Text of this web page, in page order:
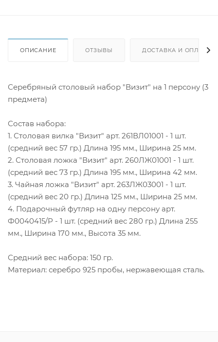
ОПИСАНИЕ ОТЗЫВЫ ДОСТАВКА И ОПЛАТА
Серебряный столовый набор "Визит" на 1 персону (3
предмета)
Состав набора:
1. Столовая вилка "Визит" арт. 261ВЛ01001 - 1 шт.
(средний вес 57 гр.) Длина 195 мм., Ширина 25 мм.
2. Столовая ложка "Визит" арт. 260ЛЖ01001 - 1 шт.
(средний вес 73 гр.) Длина 195 мм., Ширина 42 мм.
3. Чайная ложка "Визит" арт. 263ЛЖ03001 - 1 шт.
(средний вес 20 гр.) Длина 125 мм., Ширина 25 мм.
4. Подарочный футляр на одну персону арт.
Ф0040415/Р - 1 шт. (средний вес 280 гр.) Длина 255
мм., Ширина 170 мм., Высота 35 мм.
Средний вес набора: 150 гр.
Материал: серебро 925 пробы, нержавеющая сталь.